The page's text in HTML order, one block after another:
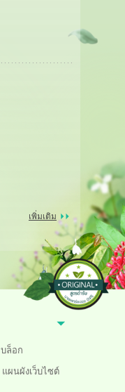
เพิ่มเติม
บล็อก
แผนผังเว็บไซต์